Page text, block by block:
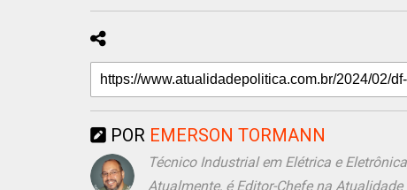
POR EMERSON TORMANN
Técnico Industrial em Elétrica e
Atualmente, é Editor-Chefe na